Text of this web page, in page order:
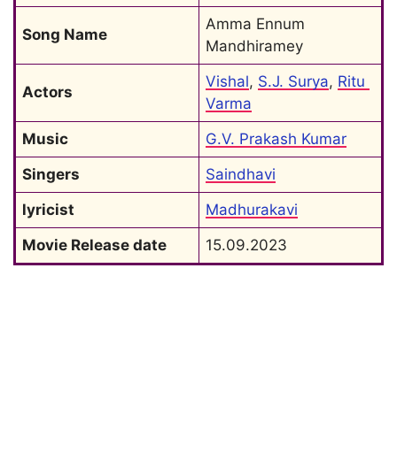
Song Name
Amma Ennum
Mandhiramey
Actors
Vishal, S.J. Surya, Ritu
Varma
Music
G.V. Prakash Kumar
Singers
Saindhavi
lyricist
Madhurakavi
Movie Release date
15.09.2023